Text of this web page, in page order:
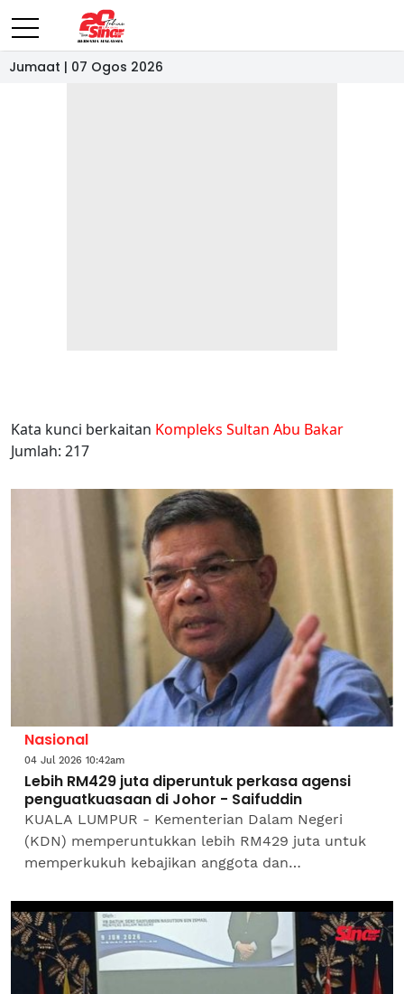
Jumaat | 07 Ogos 2026
Kata kunci berkaitan Kompleks Sultan Abu Bakar
Jumlah: 217
Nasional
04 Jul 2026 10:42am
Lebih RM429 juta diperuntuk perkasa agensi
penguatkuasaan di Johor - Saifuddin
KUALA LUMPUR - Kementerian Dalam Negeri
(KDN) memperuntukkan lebih RM429 juta untuk
memperkukuh kebajikan anggota dan
penguatkuasaan di Johor dari 2023 hingga...